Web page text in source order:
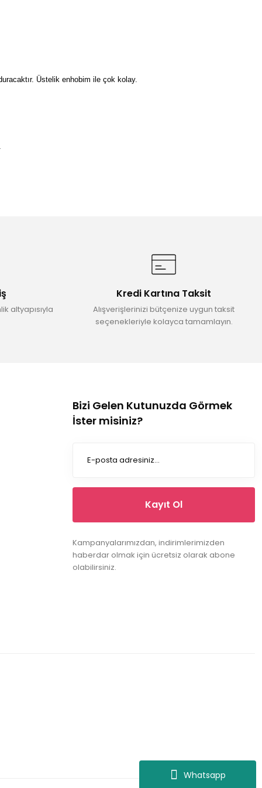
Whatsapp
Üstelik enhobim ile çok kolay.
altyapısıyla
Kredi Kartına Taksit
Alışverişlerinizi bütçenize uygun taksit
seçenekleriyle kolayca tamamlayın.
Bizi Gelen Kutunuzda Görmek
İster misiniz?
Kayıt Ol
Kampanyalarımızdan, indirimlerimizden
haberdar olmak için ücretsiz olarak abone
olabilirsiniz.